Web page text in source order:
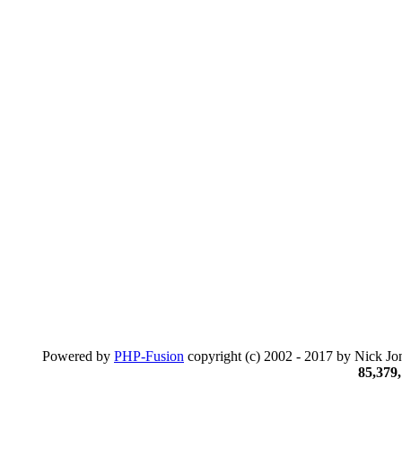
Powered by PHP-Fusion copyright (c) 2002 - 2017 by Nick